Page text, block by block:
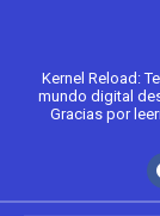
Kernel Reload:
mundo digital
Gracias por